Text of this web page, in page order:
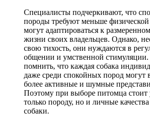
Специалисты подчеркивают, что
породы требуют меньше физической
могут адаптироваться к
жизни своих владельцев. Однако,
свою тихость, они нуждаются в
общении и умственной
помнить, что каждая собака
даже среди спокойных пород могут
более активные и шумные
Поэтому при выборе питомца стоит
только породу, но и личные
собаки.